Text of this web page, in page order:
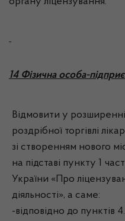
14 Фізична особа-
Відмовити у розширенні
роздрібної торгівлі
зі створенням нового
на підставі пункту 1
України «Про
діяльності», а саме:
-відповідно до пунктів